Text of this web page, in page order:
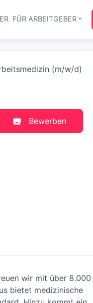
FÜR ARBEITGEBER
(m/w/d)
Bewerben
wir mit über 8.000
bietet medizinische